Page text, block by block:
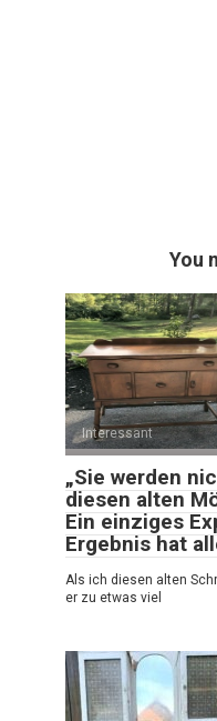
You
Interessant
„Sie werden
diesen alten
Ein einziges
Ergebnis hat
Als ich diesen alten
er zu etwas viel